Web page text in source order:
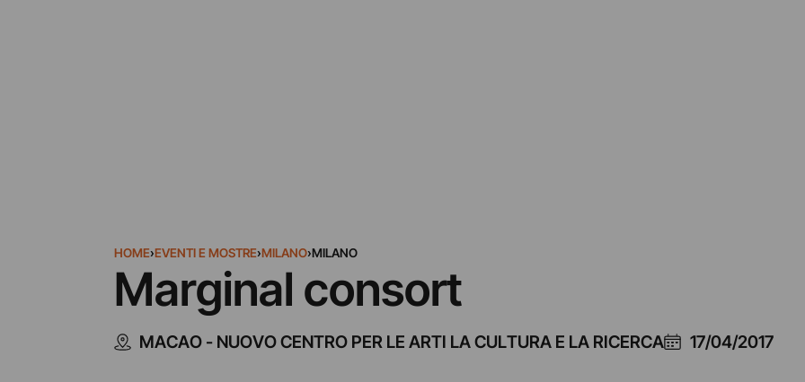
HOME›EVENTI E MOSTRE›MILANO›MILANO
Marginal consort
MACAO - NUOVO CENTRO PER LE ARTI LA CULTURA E LA RICERCA 17/04/2017